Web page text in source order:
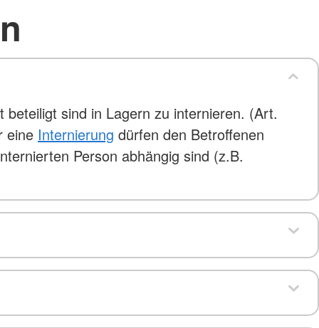
sind in Lagern zu internieren. (Art.
eine Internierung dürfen den Betroffenen
Person abhängig sind (z.B.